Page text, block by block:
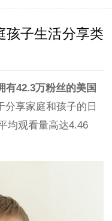
孩子生活分享类
有42.3万粉丝的美国
分享家庭和孩子的日
均观看量高达4.46